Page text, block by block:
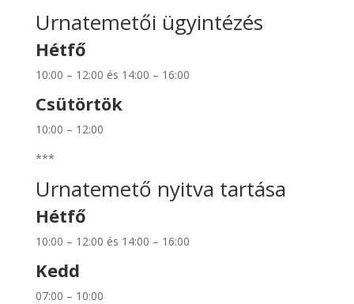
Urnatemetői ügyintézés
Hétfő
10:00 – 12:00 és 14:00 – 16:00
Csütörtök
10:00 – 12:00
***
Urnatemető nyitva tartása
Hétfő
10:00 – 12:00 és 14:00 – 16:00
Kedd
07:00 – 10:00